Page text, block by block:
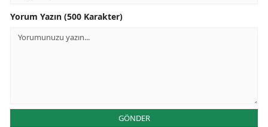
Yorum Yazın (500 Karakter)
GÖNDER